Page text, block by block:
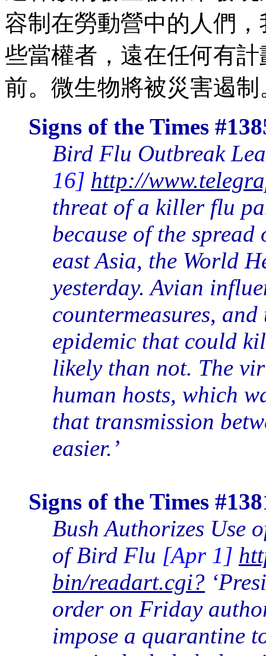
容制在勞動營中的人們
些當權者，遠在任何有
前。微生物將被災害遏制
Signs of the Times
Bird Flu Outbreak
16] http://
threat of a killer flu
because of the
east Asia, the World
yesterday. Avian
countermeasures,
epidemic that could
likely than not. The
human hosts, which
that transmission
easier.’
Signs of the Times
Bush Authorizes Use
of Bird Flu [Apr 1]
bin/readart.cgi?
order on Friday
impose a quarantine